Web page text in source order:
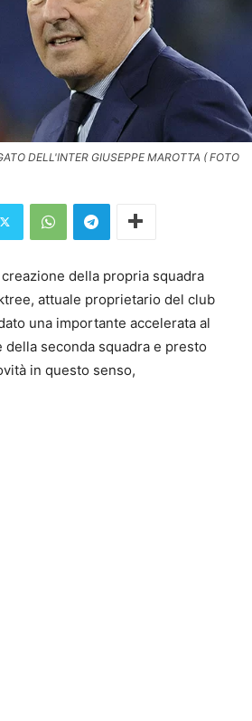
DELL'INTER GIUSEPPE MAROTTA ( FOTO
della propria squadra
attuale proprietario del club
una importante accelerata al
seconda squadra e presto
in questo senso,